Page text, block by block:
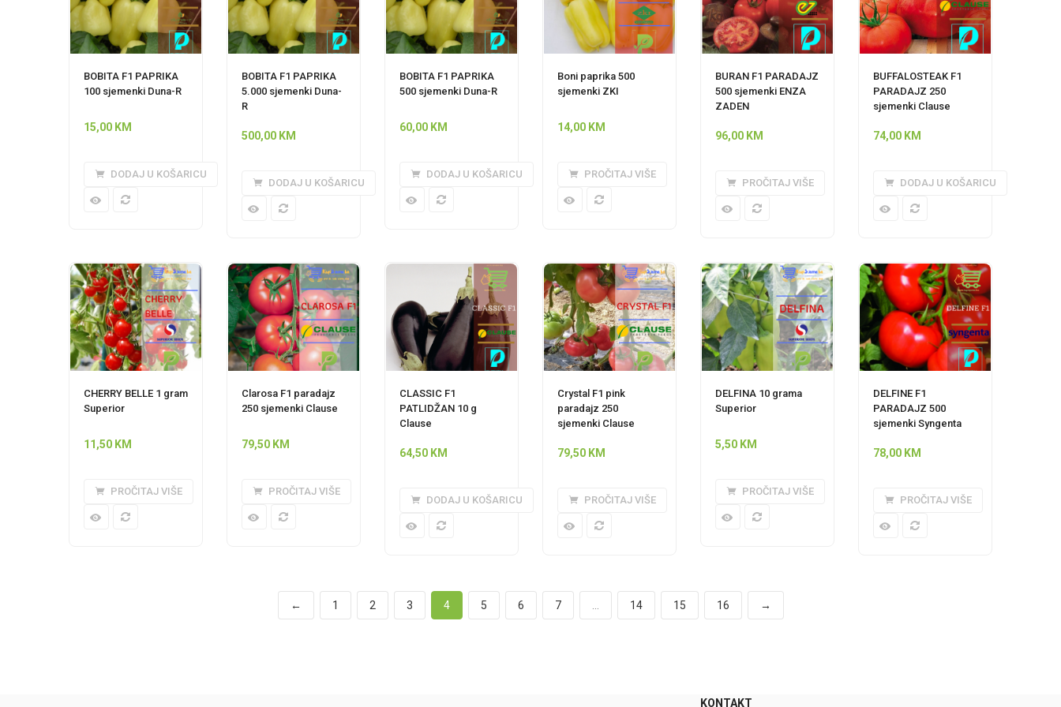
BOBITA F1 PAPRIKA
100 sjemenki Duna-R
15,00 KM
DODAJ U KOŠARICU
BOBITA F1 PAPRIKA
5.000 sjemenki Duna-
R
500,00 KM
DODAJ U KOŠARICU
BOBITA F1 PAPRIKA
500 sjemenki Duna-R
60,00 KM
DODAJ U KOŠARICU
Boni paprika 500
sjemenki ZKI
14,00 KM
PROČITAJ VIŠE
BURAN F1 PARADAJZ
500 sjemenki ENZA
ZADEN
96,00 KM
PROČITAJ VIŠE
BUFFALOSTEAK F1
PARADAJZ 250
sjemenki Clause
74,00 KM
DODAJ U KOŠARICU
CHERRY BELLE 1 gram
Superior
11,50 KM
PROČITAJ VIŠE
Clarosa F1 paradajz
250 sjemenki Clause
79,50 KM
PROČITAJ VIŠE
CLASSIC F1
PATLIDŽAN 10 g
Clause
64,50 KM
DODAJ U KOŠARICU
Crystal F1 pink
paradajz 250
sjemenki Clause
79,50 KM
PROČITAJ VIŠE
DELFINA 10 grama
Superior
5,50 KM
PROČITAJ VIŠE
DELFINE F1
PARADAJZ 500
sjemenki Syngenta
78,00 KM
PROČITAJ VIŠE
← 1 2 3 4 5 6 7 14 15 16 →
KONTAKT